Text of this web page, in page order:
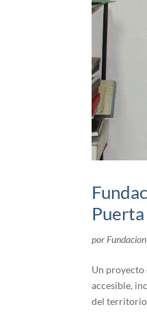
por
Un proyecto
accesible,
del